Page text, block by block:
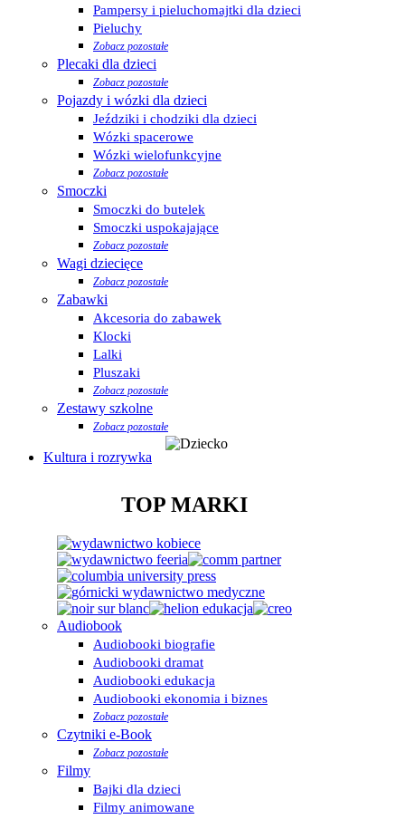
Pampersy i pieluchomajtki dla dzieci
Pieluchy
Zobacz pozostałe
Plecaki dla dzieci
Zobacz pozostałe
Pojazdy i wózki dla dzieci
Jeździki i chodziki dla dzieci
Wózki spacerowe
Wózki wielofunkcyjne
Zobacz pozostałe
Smoczki
Smoczki do butelek
Smoczki uspokajające
Zobacz pozostałe
Wagi dziecięce
Zobacz pozostałe
Zabawki
Akcesoria do zabawek
Klocki
Lalki
Pluszaki
Zobacz pozostałe
Zestawy szkolne
Zobacz pozostałe
Kultura i rozrywka
TOP MARKI
Audiobook
Audiobooki biografie
Audiobooki dramat
Audiobooki edukacja
Audiobooki ekonomia i biznes
Zobacz pozostałe
Czytniki e-Book
Zobacz pozostałe
Filmy
Bajki dla dzieci
Filmy animowane